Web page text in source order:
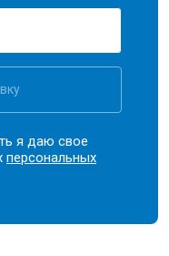
я даю свое
персональных